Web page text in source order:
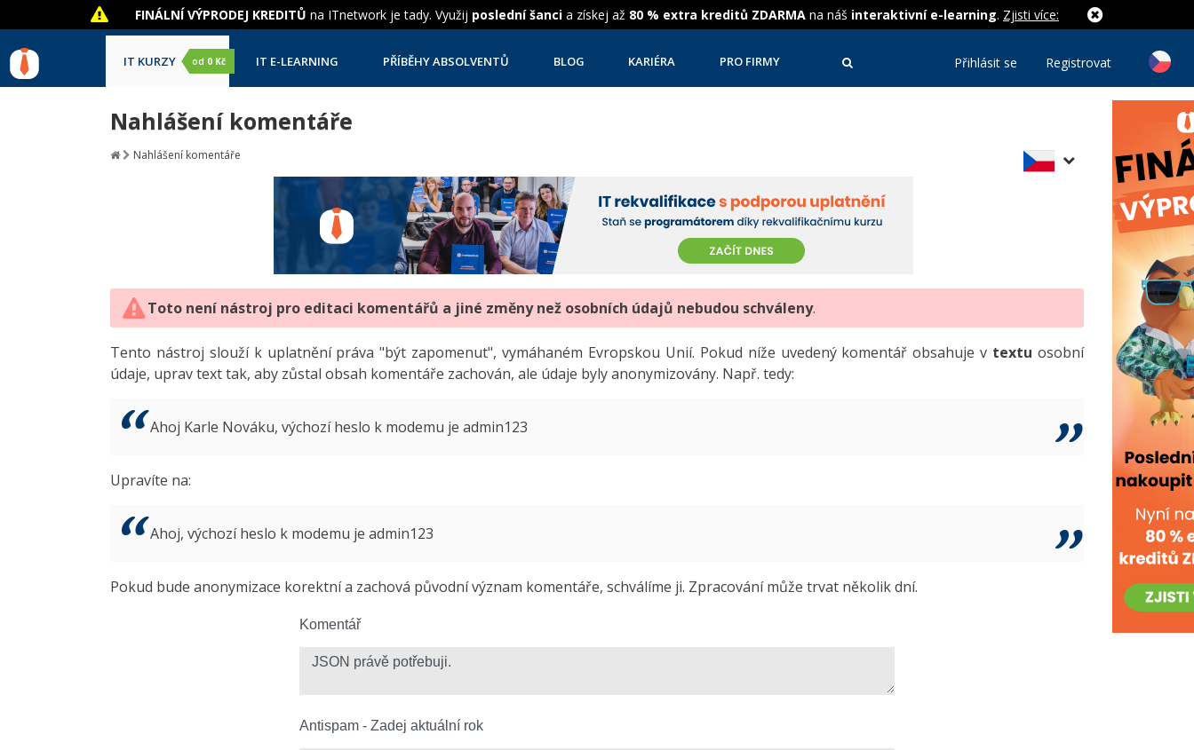
FINÁLNÍ VÝPRODEJ KREDITŮ na ITnetwork je tady. Využij poslední šanci a získej až 80 % extra kreditů ZDARMA na náš interaktivní e-learning. Zjisti více:
IT KURZY od 0 Kč IT E-LEARNING PŘÍBĚHY ABSOLVENTŮ BLOG KARIÉRA PRO FIRMY Přihlásit se Registrovat
Nahlášení komentáře
Nahlášení komentáře
Toto není nástroj pro editaci komentářů a jiné změny než osobních údajů nebudou schváleny.
Tento nástroj slouží k uplatnění práva "být zapomenut", vymáhaném Evropskou Unií. Pokud níže uvedený komentář obsahuje v textu osobní
údaje, uprav text tak, aby zůstal obsah komentáře zachován, ale údaje byly anonymizovány. Např. tedy:
Ahoj Karle Nováku, výchozí heslo k modemu je admin123
Upravíte na:
Ahoj, výchozí heslo k modemu je admin123
Pokud bude anonymizace korektní a zachová původní význam komentáře, schválíme ji. Zpracování může trvat několik dní.
Komentář
Antispam - Zadej aktuální rok